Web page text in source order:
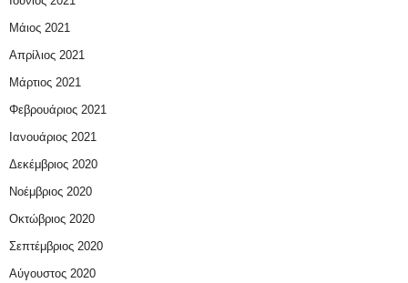
Μάιος 2021
Απρίλιος 2021
Μάρτιος 2021
Φεβρουάριος 2021
Ιανουάριος 2021
Δεκέμβριος 2020
Νοέμβριος 2020
Οκτώβριος 2020
Σεπτέμβριος 2020
Αύγουστος 2020